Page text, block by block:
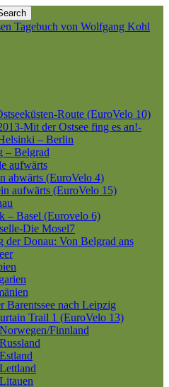
Route (EuroVelo 10)
Mit der Ostsee fing es an!-
– Berlin
– Belgrad
aufwärts
abwärts (EuroVelo 4)
aufwärts (EuroVelo 15)
– Basel (Eurovelo 6)
Die Mosel7
der Donau: Von Belgrad ans
Barentssee nach Leipzig
Trail 1 (EuroVelo 13)
Norwegen/Finnland
Russland
Estland
Lettland
Litauen